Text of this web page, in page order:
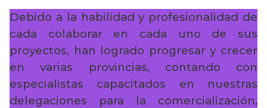
Debido a la habilidad y profesionalidad de
cada colaborar en cada uno de sus
proyectos, han logrado progresar y crecer
en varias provincias, contando con
especialistas capacitados en nuestras
delegaciones para la comercialización,